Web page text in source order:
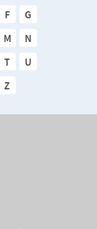
F
G
M
N
T
U
Z